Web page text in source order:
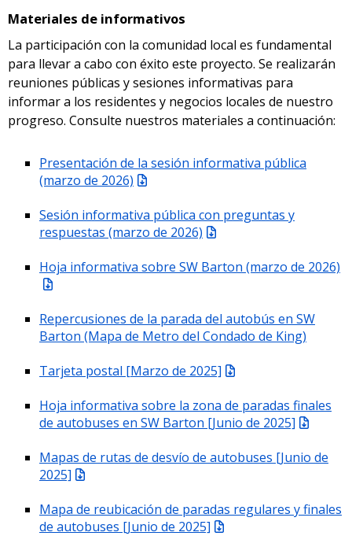
Materiales de informativos
La participación con la comunidad local es fundamental
para llevar a cabo con éxito este proyecto. Se realizarán
reuniones públicas y sesiones informativas para
informar a los residentes y negocios locales de nuestro
progreso. Consulte nuestros materiales a continuación:
Presentación de la sesión informativa pública
(marzo de 2026)
Sesión informativa pública con preguntas y
respuestas (marzo de 2026)
Hoja informativa sobre SW Barton (marzo de 2026)
Repercusiones de la parada del autobús en SW
Barton (Mapa de Metro del Condado de King)
Tarjeta postal [Marzo de 2025]
Hoja informativa sobre la zona de paradas finales
de autobuses en SW Barton [Junio de 2025]
Mapas de rutas de desvío de autobuses [Junio de
2025]
Mapa de reubicación de paradas regulares y finales
de autobuses [Junio de 2025]